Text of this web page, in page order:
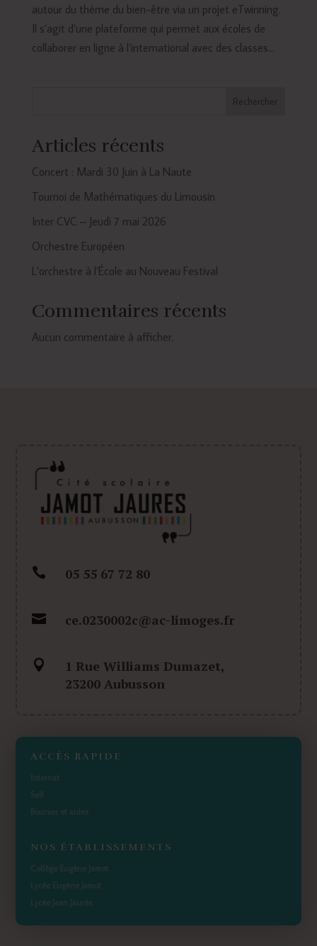
autour du thème du bien-être via un projet eTwinning.
Il s’agit d’une plateforme qui permet aux écoles de
collaborer en ligne à l’international avec des classes...
Rechercher
Articles récents
Concert : Mardi 30 Juin à La Naute
Tournoi de Mathématiques du Limousin
Inter CVC – Jeudi 7 mai 2026
Orchestre Européen
L’orchestre à l’École au Nouveau Festival
Commentaires récents
Aucun commentaire à afficher.
 05 55 67 72 80
 ce.0230002c@ac-limoges.fr

1 Rue Williams Dumazet,
23200 Aubusson
ACCÈS RAPIDE
NOS ÉTABLISSEMENTS